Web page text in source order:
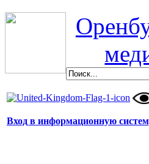
Вход в информационную